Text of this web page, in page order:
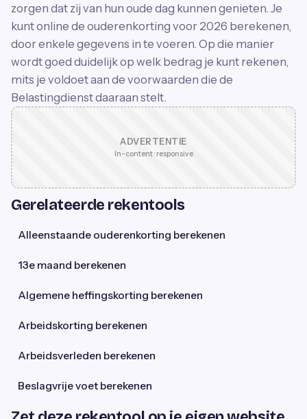
zorgen dat zij van hun oude dag kunnen genieten. Je
kunt online de ouderenkorting voor 2026 berekenen,
door enkele gegevens in te voeren. Op die manier
wordt goed duidelijk op welk bedrag je kunt rekenen,
mits je voldoet aan de voorwaarden die de
Belastingdienst daaraan stelt.
ADVERTENTIE
In-content · responsive
Gerelateerde rekentools
Alleenstaande ouderenkorting berekenen
13e maand berekenen
Algemene heffingskorting berekenen
Arbeidskorting berekenen
Arbeidsverleden berekenen
Beslagvrije voet berekenen